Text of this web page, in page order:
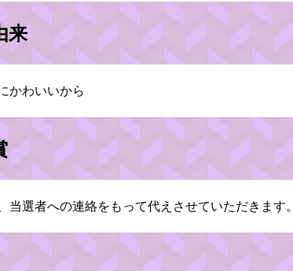
来
かわいいから
当選者への連絡をもって代えさせていただきます。